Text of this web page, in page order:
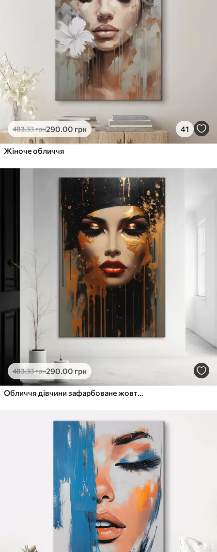
483.33грн290.00 грн 41
Жіноче обличчя
483.33грн290.00 грн
Обличчя дівчини зафарбоване жовтою фарбою